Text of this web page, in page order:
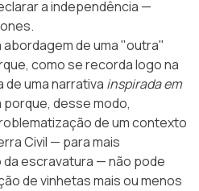
a independência —
.
de uma "outra"
como se recorda logo na
uma narrativa inspirada em
porque, desse modo,
de um contexto
Civil — para mais
escravatura — não pode
de vinhetas mais ou menos